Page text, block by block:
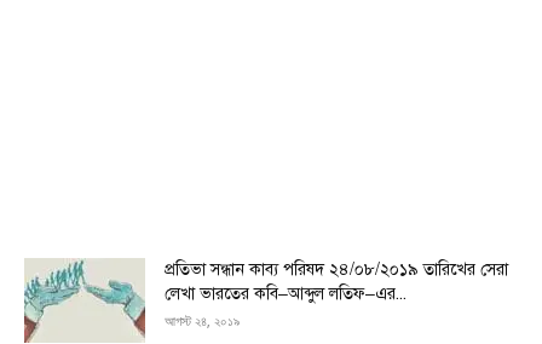
প্রতিভা সন্ধান কাব্য পরিষদ ২৪/০৮/২০১৯ তারিখের সেরা
লেখা ভারতের কবি–আব্দুল লতিফ–এর...
আগস্ট ২৪, ২০১৯